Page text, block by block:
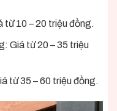
10 – 20 triệu đồng.
Giá từ 20 – 35 triệu
từ 35 – 60 triệu đồng.